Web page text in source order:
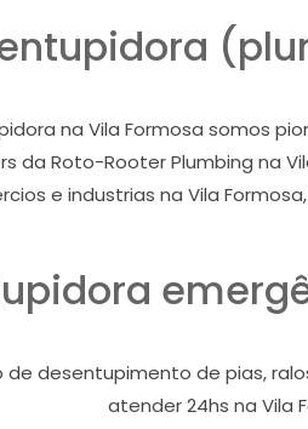
na Vila Formosa somos
da Roto-Rooter Plumbing na
e industrias na Vila
desentupimento de pias,
atender 24hs na Vila